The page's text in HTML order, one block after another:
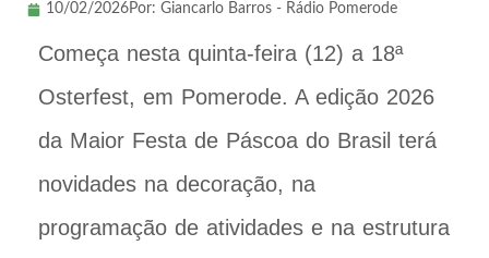
10/02/2026Por: Giancarlo Barros - Rádio Pomerode
Começa nesta quinta-feira (12) a 18ª
Osterfest, em Pomerode. A edição 2026
da Maior Festa de Páscoa do Brasil terá
novidades na decoração, na
programação de atividades e na estrutura